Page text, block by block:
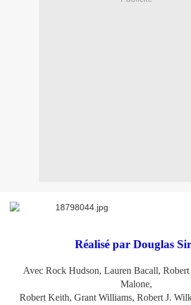
Réalisé par Douglas
Avec Rock Hudson, Lauren Bacall,
Malone,
Robert Keith, Grant Williams, Robert J.